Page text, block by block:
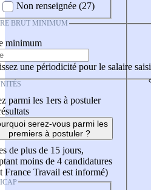
Non renseignée (27)
BRUT MINIMUM
minimum
une périodicité pour le salaire saisi
parmi les 1ers à postuler
serez-vous parmi les
premiers à postuler ?
de plus de 15 jours,
moins de 4 candidatures
France Travail est informé)